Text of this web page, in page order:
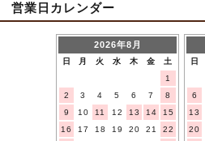
営業日カレンダー
2026年8月
日 月 火 水 木 金
土
1
2
3 4 5 6 7
8
9
10 11 12 13 14
15
16
17 18 19 20 21
22
日
6
13
20